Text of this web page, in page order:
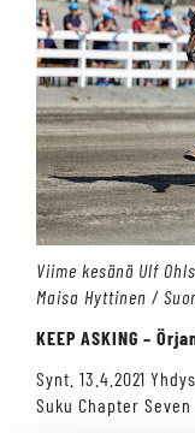
Viime kesänä Ulf
Maisa Hyttinen /
KEEP ASKING –
Synt. 13.4.2021
Suku Chapter